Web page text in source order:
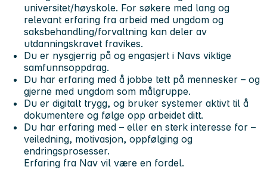
universitet/høyskole. For søkere med lang og
relevant erfaring fra arbeid med ungdom og
saksbehandling/forvaltning kan deler av
utdanningskravet fravikes.
Du er nysgjerrig på og engasjert i Navs viktige
samfunnsoppdrag.
Du har erfaring med å jobbe tett på mennesker – og
gjerne med ungdom som målgruppe.
Du er digitalt trygg, og bruker systemer aktivt til å
dokumentere og følge opp arbeidet ditt.
Du har erfaring med – eller en sterk interesse for –
veiledning, motivasjon, oppfølging og
endringsprosesser.
Erfaring fra Nav vil være en fordel.